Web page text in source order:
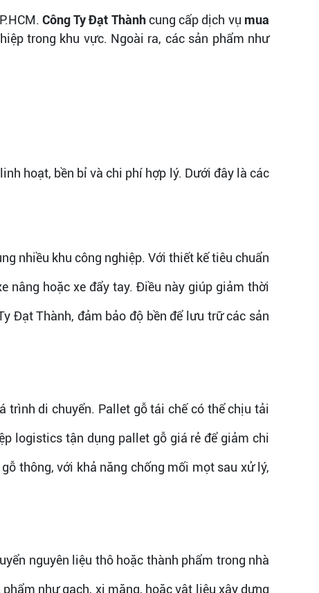
Công Ty Đạt Thànhcung cấp dịch vụ mua
trong khu vực. Ngoài ra, các sản phẩm như
hoạt, bền bỉ và chi phí hợp lý. Dưới đây là các
nhiều khu công nghiệp. Với thiết kế tiêu chuẩn
nâng hoặc xe đẩy tay. Điều này giúp giảm thời
Đạt Thành, đảm bảo độ bền để lưu trữ các sản
trình di chuyển. Pallet gỗ tái chế có thể chịu tải
logistics tận dụng pallet gỗ giá rẻ để giảm chi
thông, với khả năng chống mối mọt sau xử lý,
nguyên liệu thô hoặc thành phẩm trong nhà
như gạch, xi măng, hoặc vật liệu xây dựng